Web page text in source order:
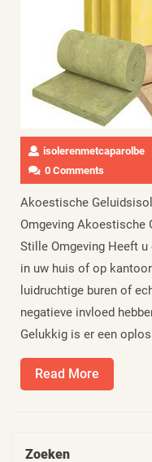
isolerenmetcaparolbe
0 Comments
Akoestische
Omgeving Akoestische
Stille Omgeving Heeft
in uw huis of op
luidruchtige buren of
negatieve invloed
Gelukkig is er een
Read More
More
Zoeken